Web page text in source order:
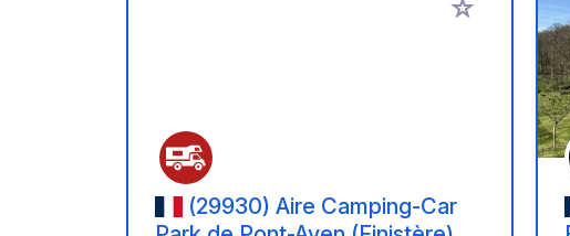
Zu Ihren
(29930) Aire Camping-Car